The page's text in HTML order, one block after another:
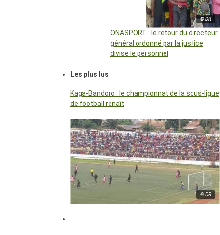
© DR
ONASPORT : le retour du directeur
général ordonné par la justice
divise le personnel
Les plus lus
Kaga-Bandoro : le championnat de la sous-ligue
de football renaît
© DR